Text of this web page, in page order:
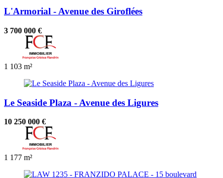
L'Armorial - Avenue des Giroflées
3 700 000 €
1 103 m²
Le Seaside Plaza - Avenue des Ligures
10 250 000 €
1 177 m²